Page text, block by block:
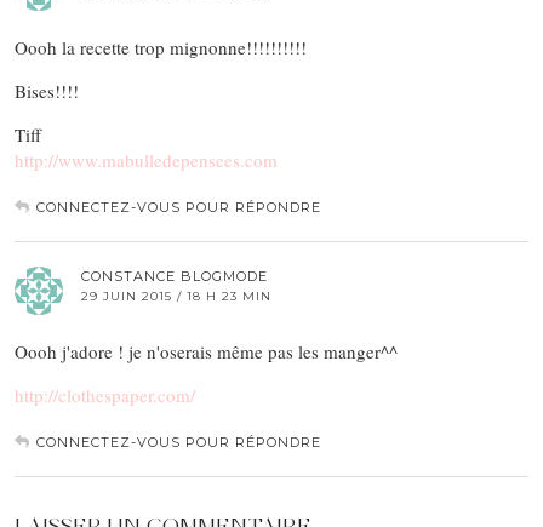
Oooh la recette trop mignonne!!!!!!!!!!
Bises!!!!
Tiff
http://www.mabulledepensees.com
CONNECTEZ-VOUS POUR RÉPONDRE
CONSTANCE BLOGMODE
29 JUIN 2015 / 18 H 23 MIN
Oooh j'adore ! je n'oserais même pas les manger^^
http://clothespaper.com/
CONNECTEZ-VOUS POUR RÉPONDRE